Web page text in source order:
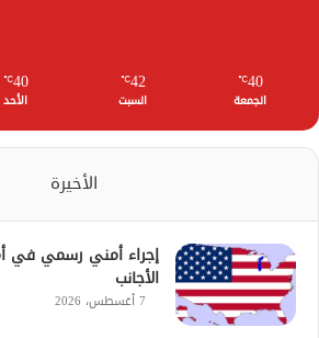
40
℃
الجمعة
42
℃
السبت
40
℃
الأحد
الأخيرة
إجراء أمني رسمي في
الأجانب
7 أغسطس، 2026